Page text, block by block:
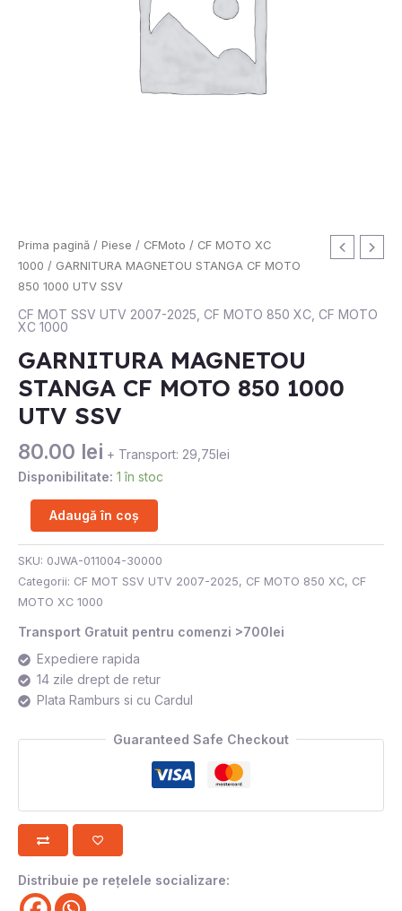
Prima pagină / Piese / CFMoto / CF MOTO XC
1000 / GARNITURA MAGNETOU STANGA CF MOTO
850 1000 UTV SSV
CF MOT SSV UTV 2007-2025 CF MOTO 850 XC CF MOTO
XC 1000
GARNITURA MAGNETOU
STANGA CF MOTO 850 1000
UTV SSV
80.00 lei + Transport: 29,75lei
Disponibilitate: 1 în stoc
Cantitate
GARNITURA
MAGNETOU
STANGA
CF
850
1000
UTV
Adaugă în coș
SKU: 0JWA-011004-30000
Categorii: CF MOT SSV UTV 2007-2025, CF MOTO 850 XC, CF
MOTO XC 1000
Transport Gratuit pentru comenzi >700lei
Expediere rapida
14 zile drept de retur
Plata Ramburs si cu Cardul
Guaranteed Safe Checkout
Distribuie pe rețelele socializare: